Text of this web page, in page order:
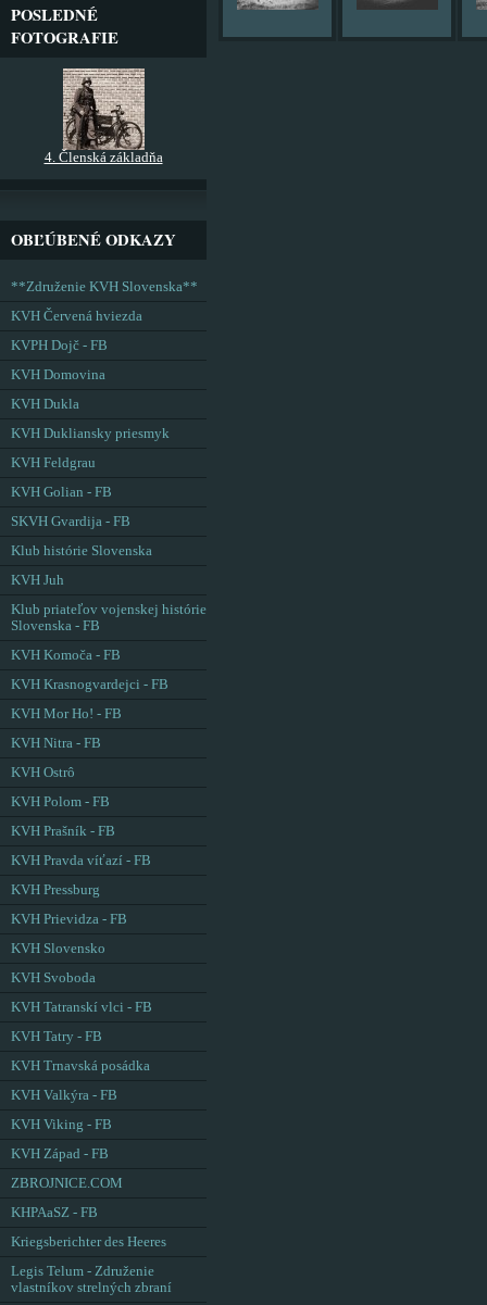
POSLEDNÉ
FOTOGRAFIE
4. Členská základňa
OBĽÚBENÉ ODKAZY
**Združenie KVH Slovenska**
KVH Červená hviezda
KVPH Dojč - FB
KVH Domovina
KVH Dukla
KVH Dukliansky priesmyk
KVH Feldgrau
KVH Golian - FB
SKVH Gvardija - FB
Klub histórie Slovenska
KVH Juh
Klub priateľov vojenskej histórie
Slovenska - FB
KVH Komoča - FB
KVH Krasnogvardejci - FB
KVH Mor Ho! - FB
KVH Nitra - FB
KVH Ostrô
KVH Polom - FB
KVH Prašník - FB
KVH Pravda víťazí - FB
KVH Pressburg
KVH Prievidza - FB
KVH Slovensko
KVH Svoboda
KVH Tatranskí vlci - FB
KVH Tatry - FB
KVH Trnavská posádka
KVH Valkýra - FB
KVH Viking - FB
KVH Západ - FB
ZBROJNICE.COM
KHPAaSZ - FB
Kriegsberichter des Heeres
Legis Telum - Združenie
vlastníkov strelných zbraní